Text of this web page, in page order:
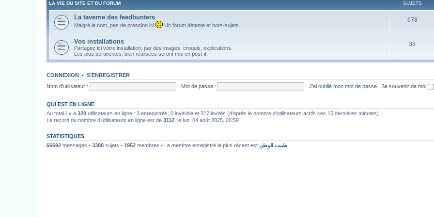
LA VIE DU SITE ET DU FORUM SUJETS
La taverne des feedhunters
Malgré le nom, pas de pression ici Un forum détente et hors-sujets.
678
Vos installations
Partagez ici votre installation, par des images, croquis, explications.
Les plus pertinentes, bien réalisées seront mis en post-it.
38
CONNEXION • S’ENREGISTRER
Nom d’utilisateur :
Mot de passe : J’ai oublié mon mot de passe | Se souvenir de moi
QUI EST EN LIGNE
Au total il y a 320 utilisateurs en ligne : 3 enregistrés, 0 invisible et 317 invités (d’après le nombre d’utilisateurs actifs ces 15 dernières minutes)
Le record du nombre d’utilisateurs en ligne est de 3112 , le lun. 04 août 2025, 20:59
STATISTIQUES
66692 messages • 3388 sujets • 1952 membres • Le membre enregistré le plus récent est طبيب الوطن